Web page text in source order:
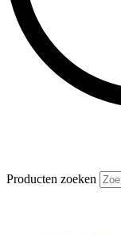
Producten zoeken